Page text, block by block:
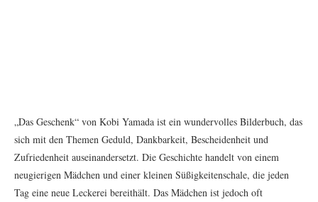
„Das Geschenk“ von Kobi Yamada ist ein wundervolles Bilderbuch, das
sich mit den Themen Geduld, Dankbarkeit, Bescheidenheit und
Zufriedenheit auseinandersetzt. Die Geschichte handelt von einem
neugierigen Mädchen und einer kleinen Süßigkeitenschale, die jeden
Tag eine neue Leckerei bereithält. Das Mädchen ist jedoch oft